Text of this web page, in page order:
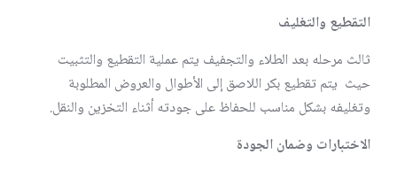
التقطيع والتغليف
ثالث مرحله بعد الطلاء والتجفيف يتم عملية التقطيع والتثبيت
حيث يتم تقطيع بكر اللاصق إلى الأطوال والعروض المطلوبة
وتغليفه بشكل مناسب للحفاظ على جودته أثناء التخزين والنقل.
الاختبارات وضمان الجودة